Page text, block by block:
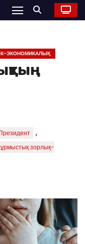
ЭКОНОМИКАЛЫҚ
,
зорлық-